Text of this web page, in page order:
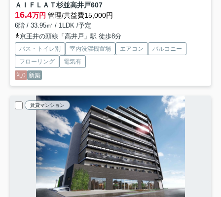
ＡＩＦＬＡＴ杉並高井戸607
16.4万円 管理/共益費15,000円
6階 / 33.95㎡ / 1LDK /予定
京王井の頭線「高井戸」駅 徒歩8分
バス・トイレ別 室内洗濯機置場 エアコン
バルコニー
フローリング
電気有
礼0 新築
賃貸マンション